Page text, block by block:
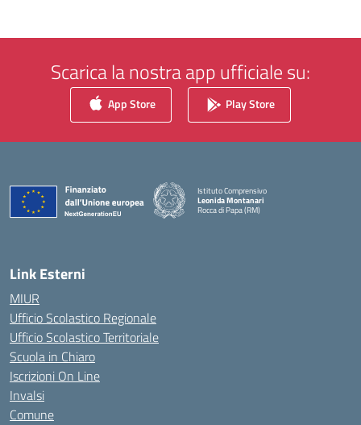
Scarica la nostra app ufficiale su:
App Store Play Store
Istituto Comprensivo
Leonida Montanari
Rocca di Papa (RM)
— Visita la pagina iniziale della scuola
Link Esterni
MIUR
Ufficio Scolastico Regionale
Ufficio Scolastico Territoriale
Scuola in Chiaro
Iscrizioni On Line
Invalsi
Comune